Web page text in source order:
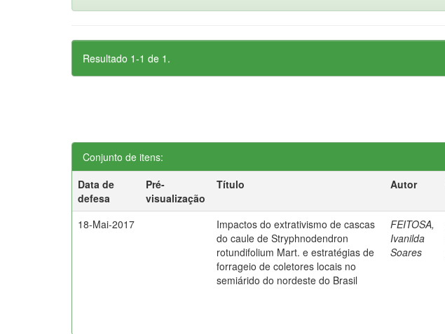
Resultado 1-1 de 1.
Conjunto de itens:
Data de
defesa
Pré-
visualização
Título Autor
18-Mai-2017
Impactos do extrativismo de cascas
do caule de Stryphnodendron
rotundifolium Mart. e estratégias de
forrageio de coletores locais no
semiárido do nordeste do Brasil
FEITOSA,
Ivanilda
Soares